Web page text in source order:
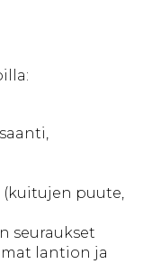
puute,
seuraukset
lantion ja